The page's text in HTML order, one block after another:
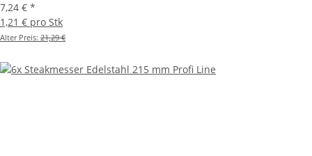
7,24 € *
1,21 € pro Stk
Alter Preis: 21,29 €